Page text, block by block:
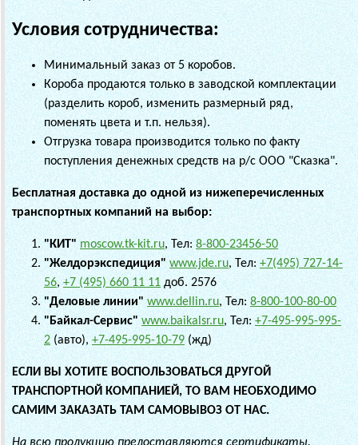
Условия сотрудничества:
Минимальный заказ от 5 коробов.
Короба продаются только в заводской комплектации
(разделить короб, изменить размерный ряд,
поменять цвета и т.п. нельзя).
Отгрузка товара производится только по факту
поступления денежных средств на р/с ООО "Сказка".
Бесплатная доставка до одной из нижеперечисленных
транспортных компаний на выбор:
"КИТ" moscow.tk-kit.ru, Тел:8-800-23456-50
"Желдорэкспедиция" www.jde.ru, Тел: +7(495) 727-14-
56,+7 (495) 660 11 11доб. 2576
"Деловые линии" www.dellin.ru, Тел:8-800-100-80-00
"Байкал-Сервис" www.baikalsr.ru, Тел:+7-495-995-995-
2 (авто),+7-495-995-10-79(жд)
ЕСЛИ ВЫ ХОТИТЕ ВОСПОЛЬЗОВАТЬСЯ ДРУГОЙ
ТРАНСПОРТНОЙ КОМПАНИЕЙ, ТО ВАМ НЕОБХОДИМО
САМИМ ЗАКАЗАТЬ ТАМ САМОВЫВОЗ ОТ НАС.